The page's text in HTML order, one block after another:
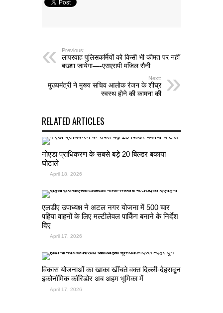
Previous:
लापरवाह पुलिसकर्मियों को किसी भी कीमत पर नहीं
बख्शा जायेगा—-एसएसपी मंजिल सैनी
Next:
मुख्यमंत्री ने मुख्य सचिव आलोक रंजन के शीघ्र
स्वस्थ होने की कामना की
RELATED ARTICLES
नोएडा प्राधिकरण के सबसे बड़े 20 बिल्डर बकाया
घोटाले
April 18, 2026
एलडीए उपाध्यक्ष ने अटल नगर योजना में 500 चार
पहिया वाहनों के लिए मल्टीलेवल पार्किंग बनाने के निर्देश
दिए
April 17, 2026
विकास योजनाओं का खाका खींचते वक्त दिल्ली-देहरादून
इकोनॉमिक कॉरिडोर अब अहम भूमिका में
April 17, 2026